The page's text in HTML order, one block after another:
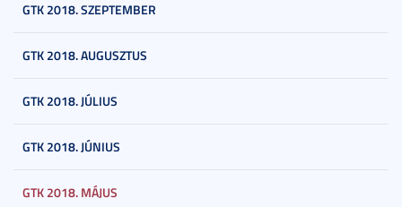
GTK 2018. SZEPTEMBER
GTK 2018. AUGUSZTUS
GTK 2018. JÚLIUS
GTK 2018. JÚNIUS
GTK 2018. MÁJUS